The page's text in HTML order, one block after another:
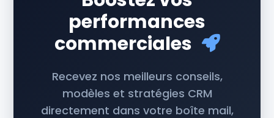
performances
commerciales
Recevez nos meilleurs conseils,
modèles et stratégies CRM
directement dans votre boîte mail,